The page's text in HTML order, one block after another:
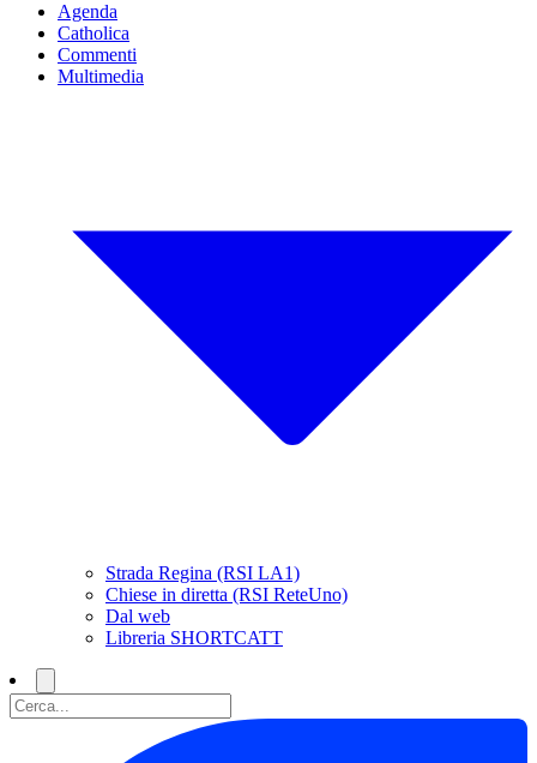
Agenda
Catholica
Commenti
Multimedia
Strada Regina (RSI LA1)
Chiese in diretta (RSI ReteUno)
Dal web
Libreria SHORTCATT